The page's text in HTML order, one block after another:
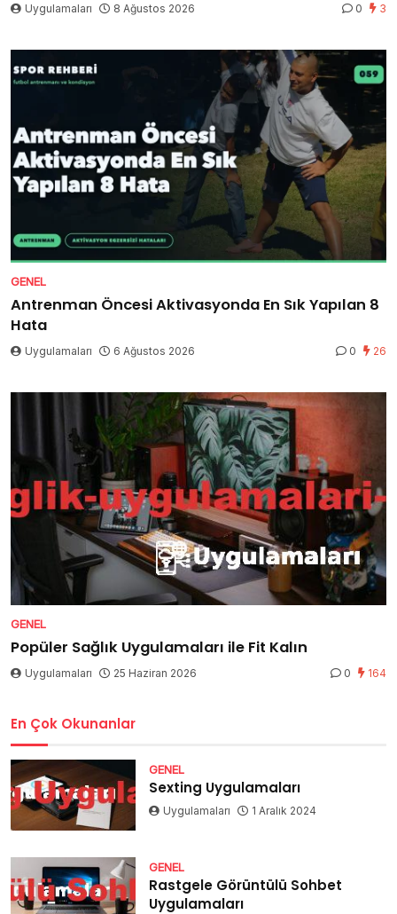
Uygulamaları 8 Ağustos 2026 0 3
GENEL
Antrenman Öncesi Aktivasyonda En Sık Yapılan 8
Hata
Uygulamaları 6 Ağustos 2026 0 26
GENEL
Popüler Sağlık Uygulamaları ile Fit Kalın
Uygulamaları 25 Haziran 2026 0 164
En Çok Okunanlar
GENEL
Sexting Uygulamaları
Uygulamaları 1 Aralık 2024
GENEL
Rastgele Görüntülü Sohbet
Uygulamaları